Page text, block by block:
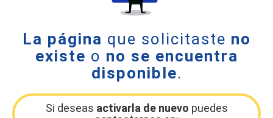
La página que solicitaste no
existe o no se encuentra
disponible.
Si deseas activarla de nuevo puedes